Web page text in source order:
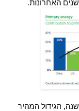
הפד"ח העולמיות גדלו בקצב 2% לשנה, הגידול המהיר